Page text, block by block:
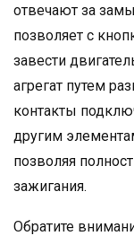
отвечают за
позволяет с
завести
агрегат путем
контакты
другим
позволяя
зажигания.
Обратите